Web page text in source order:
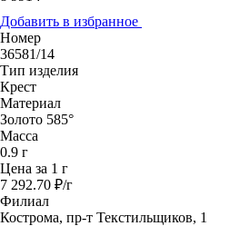
Добавить в избранное
Номер
36581/14
Тип изделия
Крест
Материал
Золото 585°
Масса
0.9 г
Цена за 1 г
7 292.70 ₽/г
Филиал
Кострома, пр-т Текстильщиков, 1